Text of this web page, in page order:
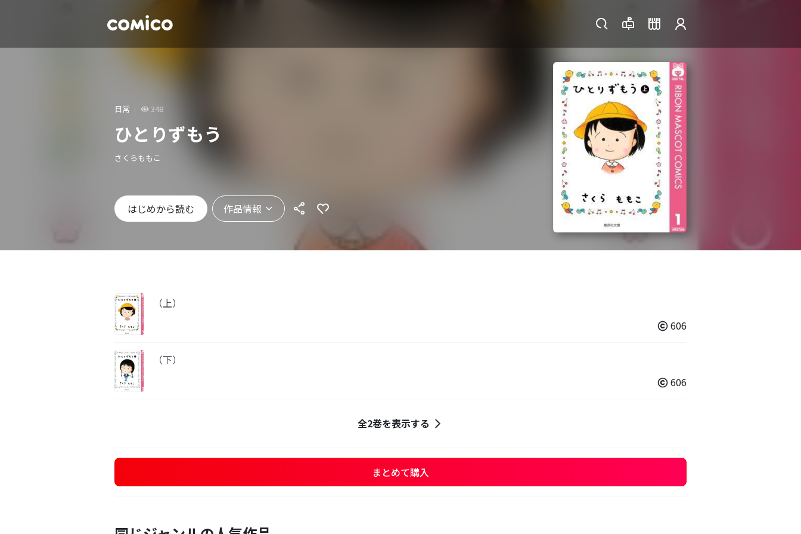
日常 348
ひとりずもう
さくらももこ
はじめから読む 作品情報
（上）
606
（下）
606
全2巻を表示する
まとめて購入